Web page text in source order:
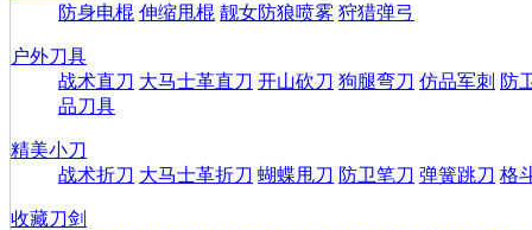
防身电棍 伸缩甩棍 靓女防狼喷雾 狩猎弹弓
户外刀具
战术直刀 大马士革直刀 开山砍刀 狗腿弯刀 仿品军刺 防
品刀具
精美小刀
战术折刀 大马士革折刀 蝴蝶甩刀 防卫笔刀 弹簧跳刀 格
收藏刀剑